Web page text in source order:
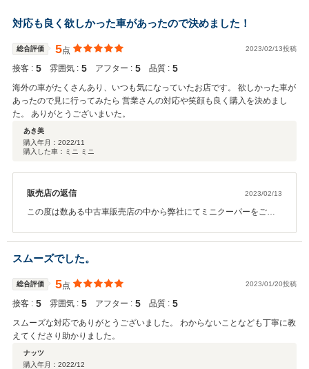
対応も良く欲しかった車があったので決めました！
総合評価 5点 2023/02/13投稿
接客 : 5 雰囲気 : 5 アフター : 5 品質 : 5
海外の車がたくさんあり、いつも気になっていたお店です。 欲しかった車が
あったので見に行ってみたら 営業さんの対応や笑顔も良く購入を決めまし
た。 ありがとうございまいた。
あき美
購入年月： 2022/11
購入した車：ミニ ミニ
販売店の返信 2023/02/13
この度は数ある中古車販売店の中から弊社にてミニクーパーをご購
らお気軽にご相談下さい。今後もしっかりとサポートさせて頂くと
共に、カーライフをお手伝いさせて頂きますので末長いお付き合い
の程宜しくお願いします。
スムーズでした。
総合評価 5点 2023/01/20投稿
接客 : 5 雰囲気 : 5 アフター : 5 品質 : 5
スムーズな対応でありがとうございました。 わからないことなども丁寧に教
えてくださり助かりました。
ナッツ
購入年月： 2022/12